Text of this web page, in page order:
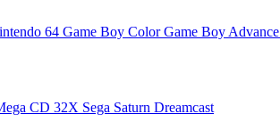
64 Game Boy ColorGame Boy Advance
CD 32X Sega Saturn Dreamcast